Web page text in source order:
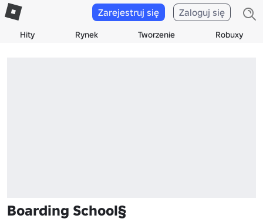
Hity Rynek Tworzenie Robuxy
Zarejestruj się Zaloguj się
Boarding School§